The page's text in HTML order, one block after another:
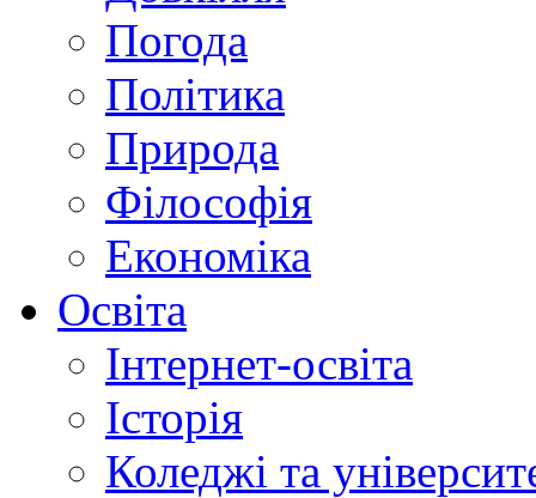
Погода
Політика
Природа
Філософія
Економіка
Освіта
Інтернет-освіта
Історія
Коледжі та